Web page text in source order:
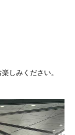
しみください。